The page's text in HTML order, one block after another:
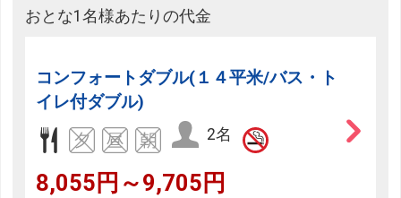
おとな1名様あたりの代金
コンフォートダブル(１４平米/バス・ト
イレ付ダブル)
2名
8,055円～9,705円